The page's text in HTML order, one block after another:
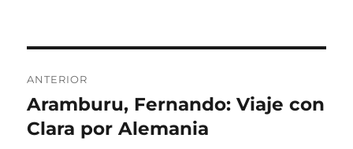
de
entradas
ANTERIOR
Entrada
anterior:
Aramburu, Fernando: Viaje con
Clara por Alemania